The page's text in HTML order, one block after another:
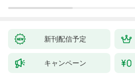
新刊配信予定
キャンペーン